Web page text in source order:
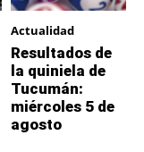
Actualidad
Resultados de
la quiniela de
Tucumán:
miércoles 5 de
agosto